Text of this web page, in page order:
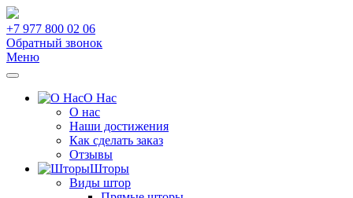
+7 977 800 02 06
Обратный звонок
Меню
О Нас
О нас
Наши достижения
Как сделать заказ
Отзывы
Шторы
Виды штор